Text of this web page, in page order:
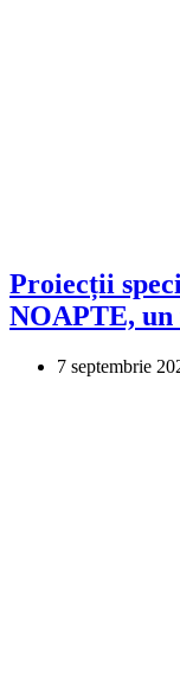
Proiecții
NOAPTE,
7 septembrie